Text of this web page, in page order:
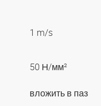
1 m/s
50 Н/мм²
вложить в паз